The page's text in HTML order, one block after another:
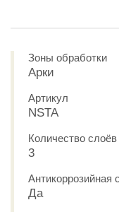
Зоны обработки
Арки
Артикул
NSTA
Количество слоёв
3
Антикоррозийная
Да